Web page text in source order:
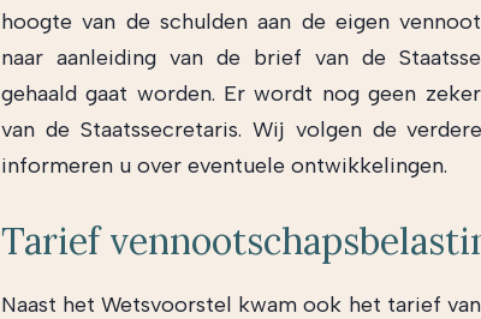
hoogte van de schulden aan de eigen
naar aanleiding van de brief van de
gehaald gaat worden. Er wordt nog geen
van de Staatssecretaris. Wij volgen de
informeren u over eventuele ontwikkelingen.
Tarief
Naast het Wetsvoorstel kwam ook het tarief